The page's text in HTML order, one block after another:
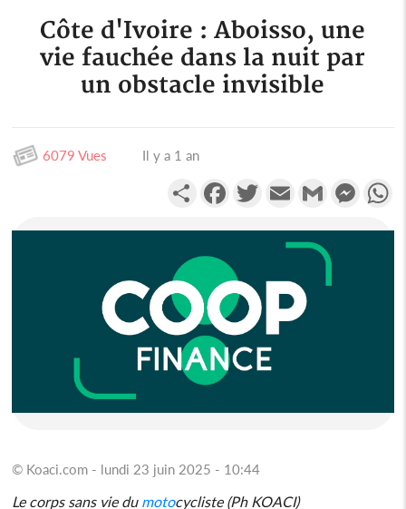
Côte d'Ivoire : Aboisso, une
vie fauchée dans la nuit par
un obstacle invisible
6079 Vues Il y a 1 an
PartagerFacebookTwitterEmail Gmail
© Koaci.com - lundi 23 juin 2025 - 10:44
Le corps sans vie du motocycliste (Ph KOACI)